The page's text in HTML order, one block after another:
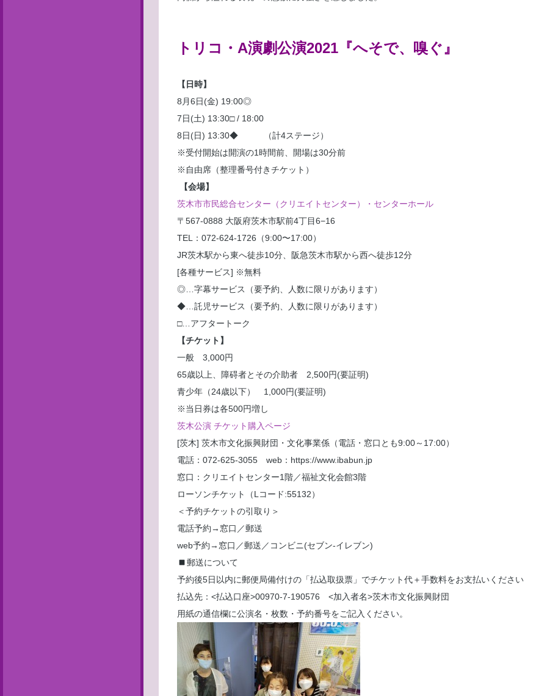
トリコ・A演劇公演2021『へそで、嗅ぐ』
【日時】
8月6日(金) 19:00◎
7日(土) 13:30□ / 18:00
8日(日) 13:30◆ （計4ステージ）
※受付開始は開演の1時間前、開場は30分前
※自由席（整理番号付きチケット）
【会場】
茨木市市民総合センター（クリエイトセンター）・センターホール
〒567-0888 大阪府茨木市駅前4丁目6−16
TEL：072-624-1726（9:00〜17:00）
JR茨木駅から東へ徒歩10分、阪急茨木市駅から西へ徒歩12分
[各種サービス] ※無料
◎…字幕サービス（要予約、人数に限りがあります）
◆…託児サービス（要予約、人数に限りがあります）
□…アフタートーク
【チケット】
一般 3,000円
65歳以上、障碍者とその介助者 2,500円(要証明)
青少年（24歳以下） 1,000円(要証明)
※当日券は各500円増し
茨木公演 チケット購入ページ
[茨木] 茨木市文化振興財団・文化事業係（電話・窓口とも9:00～17:00）
電話：072-625-3055 web：https://www.ibabun.jp
窓口：クリエイトセンター1階／福祉文化会館3階
ローソンチケット（Lコード:55132）
＜予約チケットの引取り＞
電話予約→窓口／郵送
web予約→窓口／郵送／コンビニ(セブン-イレブン)
郵送について
予約後5日以内に郵便局備付けの「払込取扱票」でチケット代＋手数料をお支払いください
払込先：<払込口座>00970-7-190576 <加入者名>茨木市文化振興財団
用紙の通信欄に公演名・枚数・予約番号をご記入ください。